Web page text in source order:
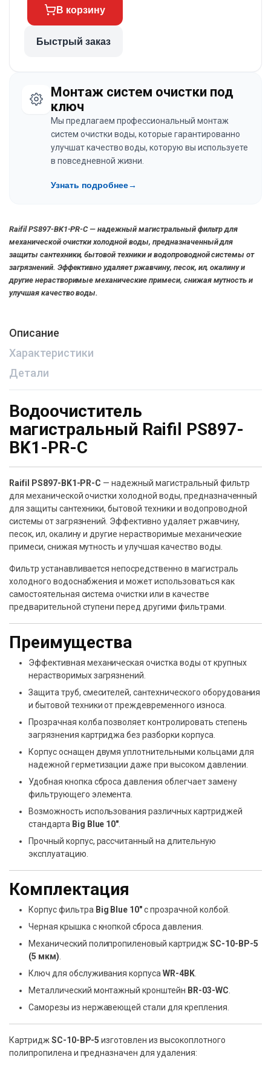
В корзину
Быстрый заказ
Монтаж систем очистки под
ключ
Мы предлагаем профессиональный монтаж
систем очистки воды, которые гарантированно
улучшат качество воды, которую вы используете
в повседневной жизни.
Узнать подробнее→
Raifil PS897-BK1-PR-C — надежный магистральный фильтр для
механической очистки холодной воды, предназначенный для
защиты сантехники, бытовой техники и водопроводной системы от
загрязнений. Эффективно удаляет ржавчину, песок, ил, окалину и
другие нерастворимые механические примеси, снижая мутность и
улучшая качество воды.
Описание
Характеристики
Детали
Водоочиститель
магистральный Raifil PS897-
BK1-PR-C
Raifil PS897-BK1-PR-C — надежный магистральный фильтр
для механической очистки холодной воды, предназначенный
для защиты сантехники, бытовой техники и водопроводной
системы от загрязнений. Эффективно удаляет ржавчину,
песок, ил, окалину и другие нерастворимые механические
примеси, снижая мутность и улучшая качество воды.
Фильтр устанавливается непосредственно в магистраль
холодного водоснабжения и может использоваться как
самостоятельная система очистки или в качестве
предварительной ступени перед другими фильтрами.
Преимущества
Эффективная механическая очистка воды от крупных
нерастворимых загрязнений.
Защита труб, смесителей, сантехнического оборудования
и бытовой техники от преждевременного износа.
Прозрачная колба позволяет контролировать степень
загрязнения картриджа без разборки корпуса.
Корпус оснащен двумя уплотнительными кольцами для
надежной герметизации даже при высоком давлении.
Удобная кнопка сброса давления облегчает замену
фильтрующего элемента.
Возможность использования различных картриджей
стандарта Big Blue 10″
Прочный корпус, рассчитанный на длительную
эксплуатацию.
Комплектация
Корпус фильтра Big Blue 10″с прозрачной колбой.
Черная крышка с кнопкой сброса давления.
Механический полипропиленовый картридж SC-10-BP-5
(5 мкм)
Ключ для обслуживания корпусаWR-4BK.
Металлический монтажный кронштейн BR-03-WC
Саморезы из нержавеющей стали для крепления.
Картридж SC-10-BP-5 изготовлен из высокоплотного
полипропилена и предназначен для удаления: